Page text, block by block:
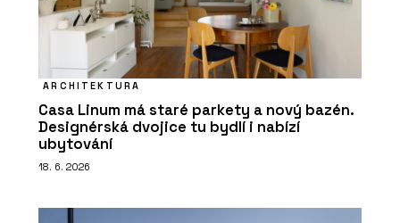
ARCHITEKTURA
Casa Linum má staré parkety a nový bazén.
Designérská dvojice tu bydlí i nabízí
ubytování
18. 6. 2026